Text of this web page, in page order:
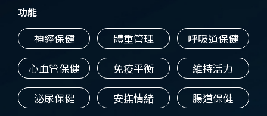
功能
神經保健 體重管理
呼吸道保健
心血管保健
免疫平衡
維持活力
泌尿保健
安撫情緒
腸道保健